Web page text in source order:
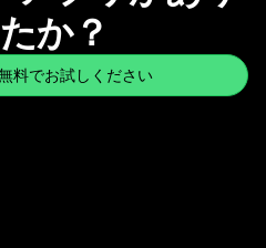
か？
料でお試しください